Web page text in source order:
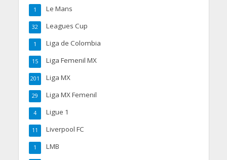
Le Mans
1
Leagues Cup
32
Liga de Colombia
1
Liga Femenil MX
15
Liga MX
201
Liga MX Femenil
29
Ligue 1
4
Liverpool FC
11
LMB
1